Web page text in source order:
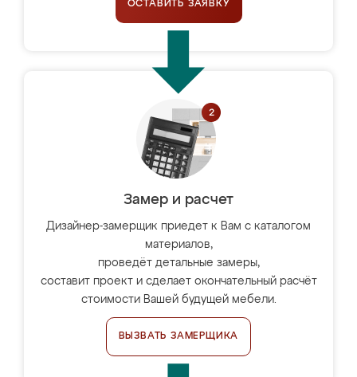
ОСТАВИТЬ ЗАЯВКУ
Замер и расчет
Дизайнер-замерщик приедет к Вам с каталогом
материалов,
проведёт детальные замеры,
составит проект и сделает окончательный расчёт
стоимости Вашей будущей мебели.
ВЫЗВАТЬ ЗАМЕРЩИКА